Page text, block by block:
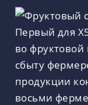
Первый для
во фруктовой
сбыту
продукции
восьми